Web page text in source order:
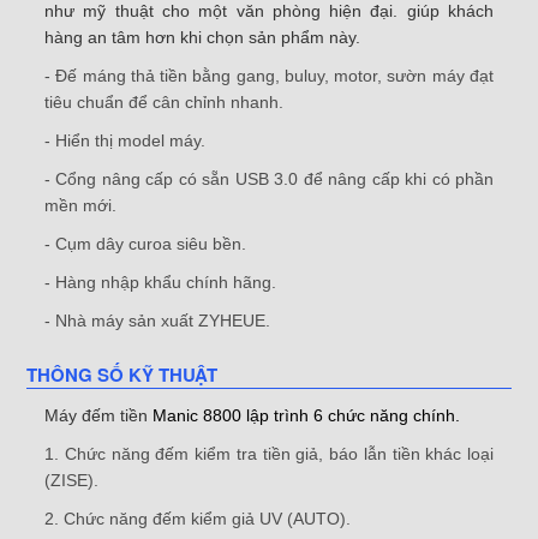
như mỹ thuật cho một văn phòng hiện đại. giúp khách
hàng an tâm hơn khi chọn sản phẩm này.
- Đế máng thả tiền bằng gang, buluy, motor, sườn máy đạt
tiêu chuẩn để cân chỉnh nhanh.
- Hiển thị model máy.
- Cổng nâng cấp có sẵn USB 3.0 để nâng cấp khi có phần
mền mới.
- Cụm dây curoa siêu bền.
- Hàng nhập khẩu chính hãng.
- Nhà máy sản xuất ZYHEUE.
THÔNG SỐ KỸ THUẬT
Máy đếm tiền Manic 8800 lập trình 6 chức năng chính.
1. Chức năng đếm kiểm tra tiền giả, báo lẫn tiền khác loại
(ZISE).
2. Chức năng đếm kiểm giả UV (AUTO).